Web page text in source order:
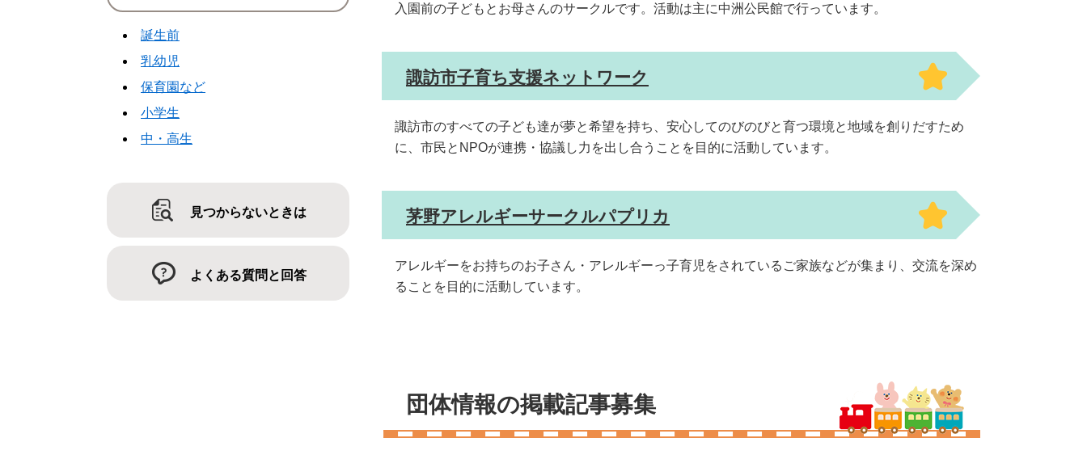
入園前の子どもとお母さんのサークルです。活動は主に中洲公民館で行っています。
諏訪市子育ち支援ネットワーク
諏訪市のすべての子ども達が夢と希望を持ち、安心してのびのびと育つ環境と地域を創りだすため
に、市民とNPOが連携・協議し力を出し合うことを目的に活動しています。
茅野アレルギーサークルパプリカ
アレルギーをお持ちのお子さん・アレルギーっ子育児をされているご家族などが集まり、交流を深め
ることを目的に活動しています。
団体情報の掲載記事募集
誕生前
乳幼児
保育園など
小学生
中・高生
見つからないときは
よくある質問と回答